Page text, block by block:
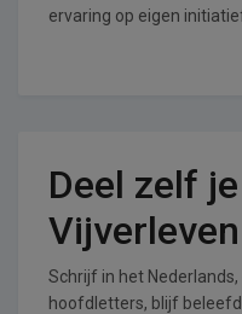
ervaring op eigen
Deel zelf
Vijverleven
Schrijf in het Nederlands,
hoofdletters, blijf